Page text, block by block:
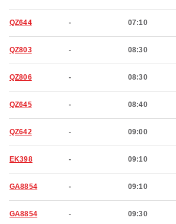
QZ644 - 07:10
QZ803 - 08:30
QZ806 - 08:30
QZ645 - 08:40
QZ642 - 09:00
EK398 - 09:10
GA8854 - 09:10
GA8854 - 09:30